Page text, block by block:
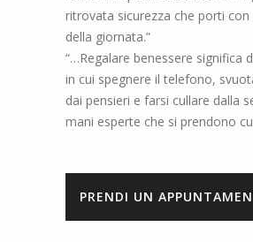
ritrovata sicurezza che porti
della giornata.”
“…Regalare benessere significa
in cui spegnere il telefono,
dai pensieri e farsi cullare dalla
mani esperte che si prendono
PRENDI UN